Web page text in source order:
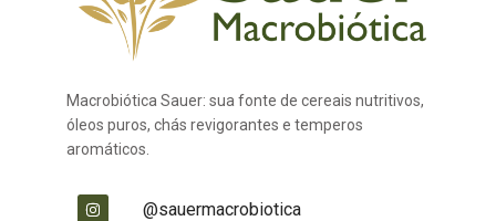
Macrobiótica Sauer: sua fonte de cereais nutritivos,
óleos puros, chás revigorantes e temperos
aromáticos.
@sauermacrobiotica